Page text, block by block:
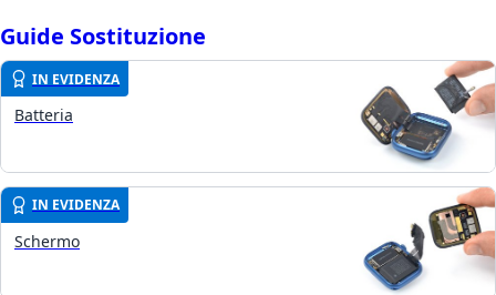
Guide Sostituzione
IN EVIDENZA
Batteria
IN EVIDENZA
Schermo